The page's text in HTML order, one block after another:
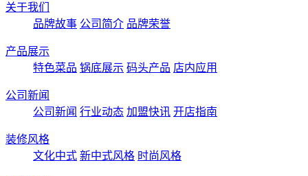
关于我们
品牌故事 公司简介 品牌荣誉
产品展示
特色菜品 锅底展示 码头产品 店内应用
公司新闻
公司新闻 行业动态 加盟快讯 开店指南
装修风格
文化中式 新中式风格 时尚风格